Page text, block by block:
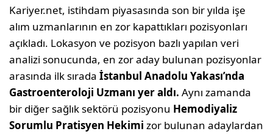
Kariyer.net, istihdam piyasasında son bir yılda işe
alım uzmanlarının en zor kapattıkları pozisyonları
açıkladı. Lokasyon ve pozisyon bazlı yapılan veri
analizi sonucunda, en zor aday bulunan pozisyonlar
arasında ilk sıradaİstanbul Anadolu Yakası’nda
Gastroenteroloji Uzmanı yer aldı. Aynı zamanda
bir diğer sağlık sektörü pozisyonu Hemodiyaliz
Sorumlu Pratisyen Hekimizor bulunan adaylardan